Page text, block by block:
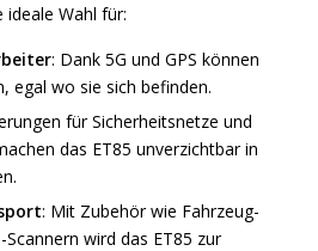
Wahl für:
: Dank 5G und GPS können
egal wo sie sich befinden.
für Sicherheitsnetze und
das ET85 unverzichtbar in
: Mit Zubehör wie Fahrzeug-
wird das ET85 zur